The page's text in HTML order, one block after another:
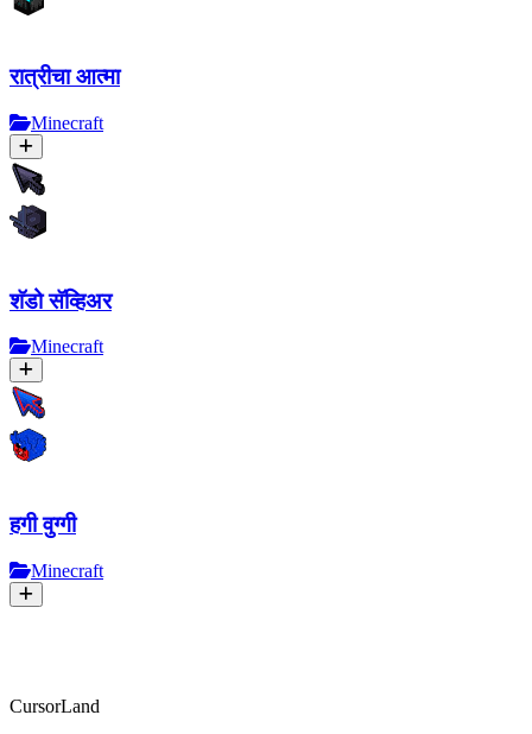
रात्रीचा आत्मा
Minecraft
शॅडो सॅव्हिअर
Minecraft
हगी वुग्गी
Minecraft
CursorLand